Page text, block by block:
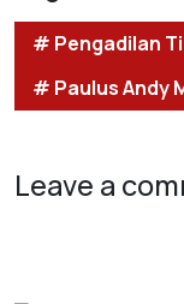
# Pengadilan
# Paulus Andy
Leave a